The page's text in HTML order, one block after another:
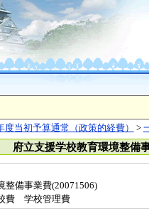
度当初予算通常（政策的経費） >
府立支援学校教育環境整備
整備事業費(20071506)
費 学校管理費